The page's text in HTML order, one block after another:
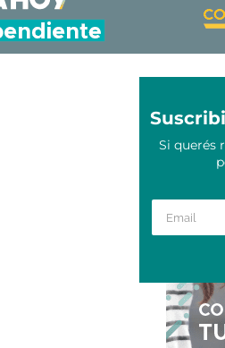
Si querés